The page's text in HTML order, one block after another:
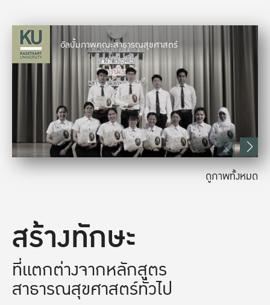
สร้างทักษะ
ที่แตกต่างจากหลักสูตร
สาธารณสุขศาสตร์ทั่วไป
อัลบั้มภาพคณะสาธารณสุขศาสตร์
ดูภาพทั้งหมด